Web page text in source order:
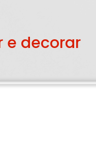
e decorar